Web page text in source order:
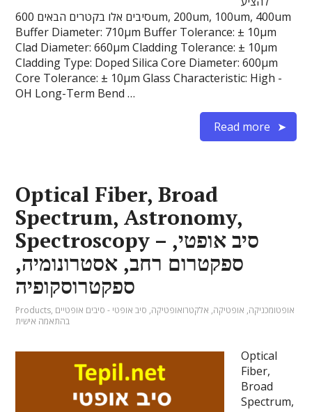
סיבים אלו בקטרים הבאים 600um, 200um, 100um, 400um
Buffer Diameter: 710µm Buffer Tolerance: ± 10µm
Clad Diameter: 660µm Cladding Tolerance: ± 10µm
Cladding Type: Doped Silica Core Diameter: 600µm
Core Tolerance: ± 10µm Glass Characteristic: High -
OH Long-Term Bend …
Read more
Optical Fiber, Broad
Spectrum, Astronomy,
Spectroscopy – סיב אופטי,
ספקטרום רחב, אסטרונומיה,
ספקטרוסקופיה
Products, אופטומכניקה, אופטיקה, אלקטרואופטיקה, סיב אופטי - סיבים אופטיים
בהתאמה אישית
Optical
Fiber,
Broad
Spectrum,